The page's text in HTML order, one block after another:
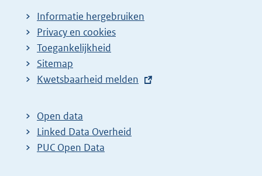
Informatie hergebruiken
Privacy en cookies
Toegankelijkheid
Sitemap
E
t
e
r
Kwetsbaarheid melden
Open data
Linked Data Overheid
PUC Open Data